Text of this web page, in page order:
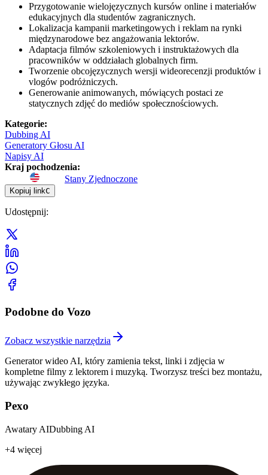
Przygotowanie wielojęzycznych kursów online i materiałów
edukacyjnych dla studentów zagranicznych.
Lokalizacja kampanii marketingowych i reklam na rynki
międzynarodowe bez angażowania lektorów.
Adaptacja filmów szkoleniowych i instruktażowych dla
pracowników w oddziałach globalnych firm.
Tworzenie obcojęzycznych wersji wideorecenzji produktów i
vlogów podróżniczych.
Generowanie animowanych, mówiących postaci ze
statycznych zdjęć do mediów społecznościowych.
Kategorie:
Dubbing AI
Generatory Głosu AI
Napisy AI
Kraj pochodzenia:
Stany Zjednoczone
Kopiuj linkC
Udostępnij:
Podobne do Vozo
Zobacz wszystkie narzędzia
Generator wideo AI, który zamienia tekst, linki i zdjęcia w
kompletne filmy z lektorem i muzyką. Tworzysz treści bez montażu,
używając zwykłego języka.
Pexo
Awatary AIDubbing AI
+4 więcej